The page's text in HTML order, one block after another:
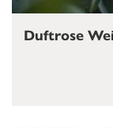
Duftrose